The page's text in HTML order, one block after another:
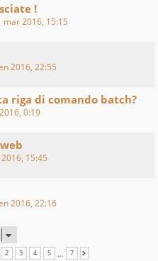
!
mar 2016, 15:15
2016, 22:55
riga di comando batch?
0:19
15:45
2016, 22:16
1 7
2 3 4 5 … 7